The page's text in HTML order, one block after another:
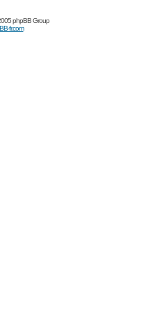
phpBB Group
fr.com